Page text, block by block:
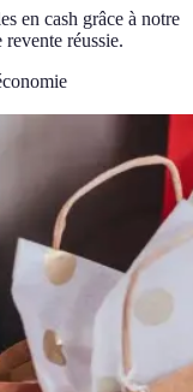
en cash grâce à notre
réussie.